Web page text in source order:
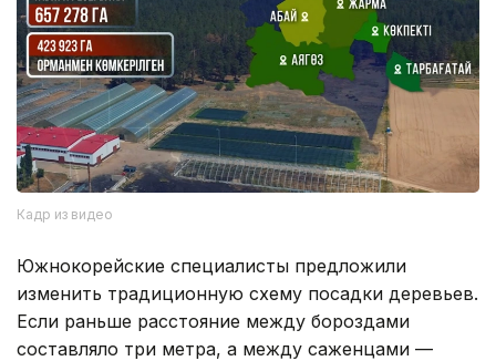
Кадр из видео
Южнокорейские специалисты предложили
изменить традиционную схему посадки деревьев.
Если раньше расстояние между бороздами
составляло три метра, а между саженцами —